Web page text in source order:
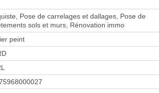
Pose de carrelages et dallages, Pose de
sols et murs, Rénovation immo
peint